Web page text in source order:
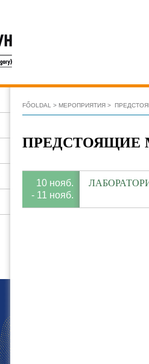
FŐOLDAL МЕРОПРИЯТИЯ
ПРЕДСТОЯЩИЕ
10 нояб.
- 11 нояб.